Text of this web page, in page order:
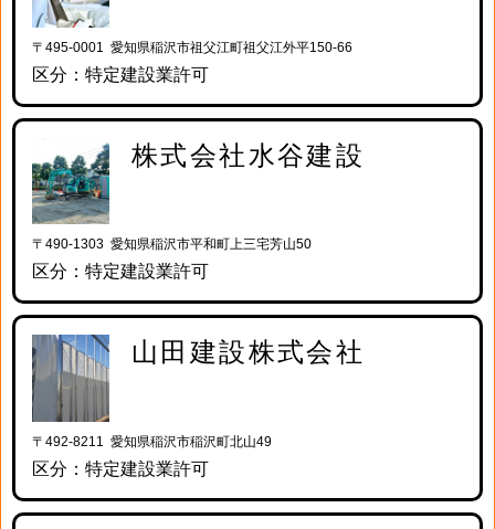
〒495-0001 愛知県稲沢市祖父江町祖父江外平150-66
区分：特定建設業許可
株式会社水谷建設
〒490-1303 愛知県稲沢市平和町上三宅芳山50
区分：特定建設業許可
山田建設株式会社
〒492-8211 愛知県稲沢市稲沢町北山49
区分：特定建設業許可